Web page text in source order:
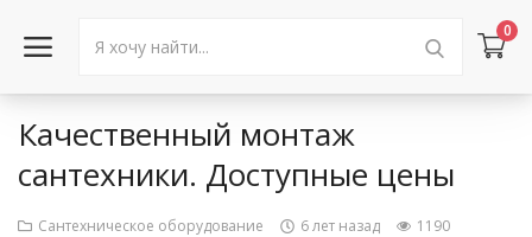
0
Войти в аккаунт
Качественный монтаж
сантехники. Доступные цены
Сантехническое оборудование 6 лет назад 1190